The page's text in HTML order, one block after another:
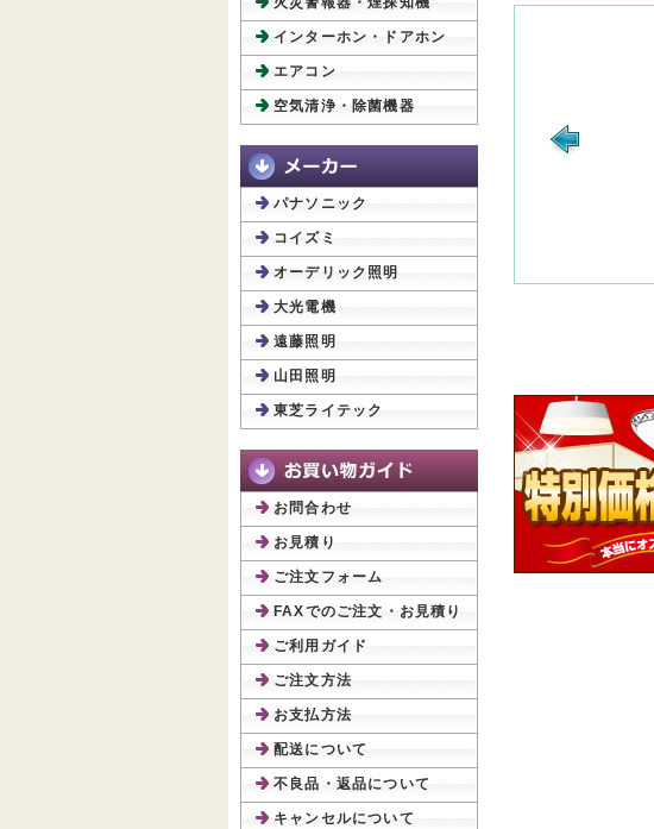
インターホン・ドアホン
エアコン
空気清浄・除菌機器
パナソニック
コイズミ
オーデリック照明
大光電機
遠藤照明
山田照明
東芝ライテック
お問合わせ
お見積り
ご注文フォーム
FAXでのご注文・お見積り
ご利用ガイド
ご注文方法
お支払方法
配送について
不良品・返品について
キャンセルについて